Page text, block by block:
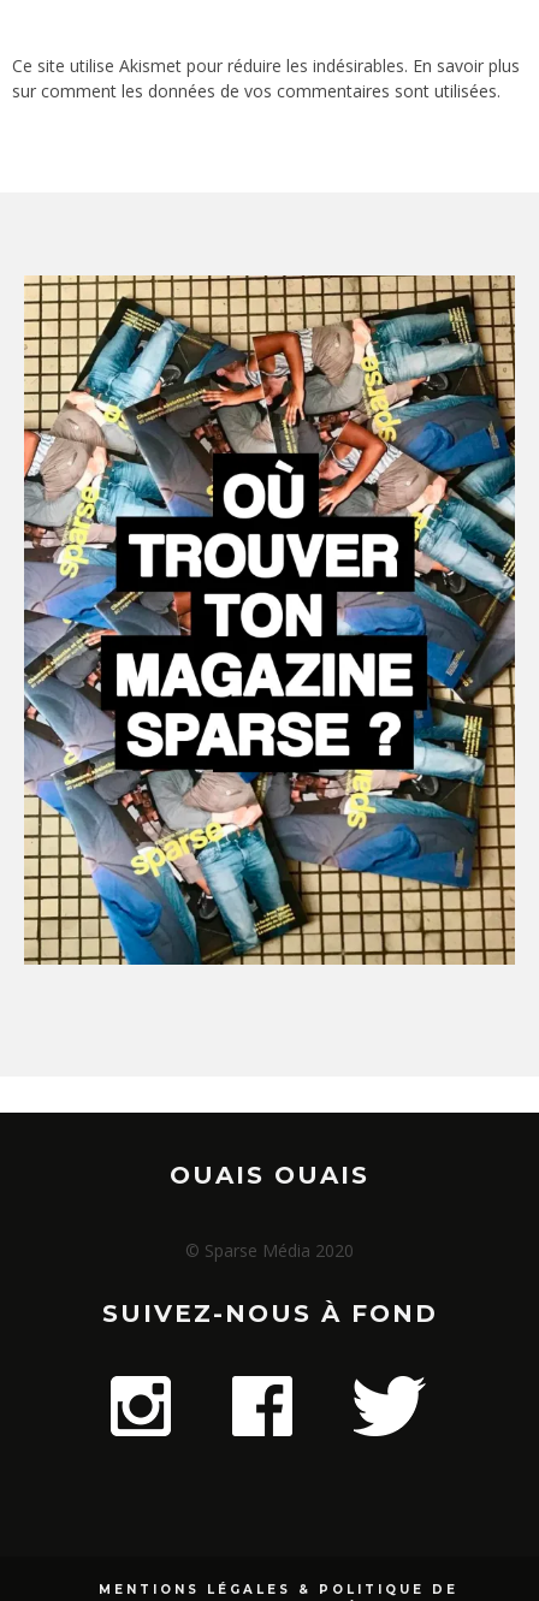
Ce site utilise Akismet pour réduire les indésirables. En savoir plus
sur comment les données de vos commentaires sont utilisées.
OUAIS OUAIS
© Sparse Média 2020
SUIVEZ-NOUS À FOND
MENTIONS LÉGALES & POLITIQUE DE